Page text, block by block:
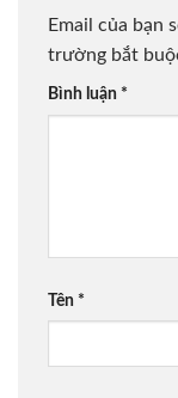
Email của bạn
trường bắt
Bình luận *
Tên *